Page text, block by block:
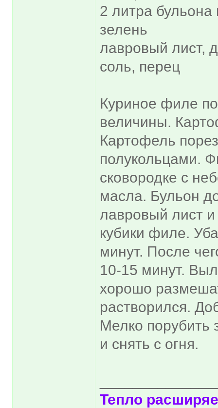
2 литра
зелень
лавровый лист,
соль, перец
Куриное филе
величины.
Картофель
полукольцами.
сковородке с
масла. Бульон
лавровый лист
кубики филе.
минут. После
10-15 минут.
хорошо
растворился.
Мелко порубить
и снять с огня.
Тепло